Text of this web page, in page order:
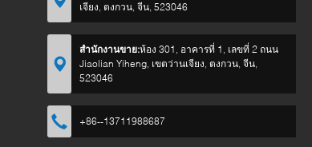
เจียง, ตงกวน, จีน, 523046
สำนักงานขาย:ห้อง 301, อาคารที่ 1, เลขที่ 2 ถนน
Jiaolian Yiheng, เขตว่านเจียง, ตงกวน, จีน,
523046
+86--13711988687